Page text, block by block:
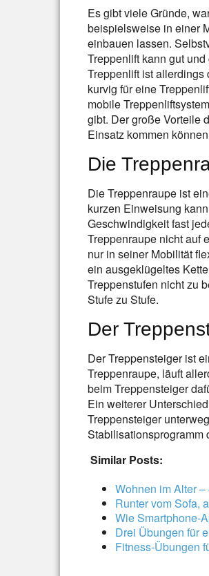
Es gibt viele Gründe,
beispielsweise in einer
einbauen lassen.
Treppenlift kann gut
Treppenlift ist allerdings
kurvig für eine
mobile
gibt. Der große Vorteile
Einsatz kommen
Die
Die Treppenraupe ist
kurzen Einweisung
Geschwindigkeit fast
Treppenraupe nicht auf
nur in seiner Mobilität
ein ausgeklügeltes
Treppenstufen nicht zu
Stufe zu Stufe.
Der
Der Treppensteiger ist
Treppenraupe, läuft
beim Treppensteiger
Ein weiterer
Treppensteiger
Stabilisationsprogramm
Similar Posts:
Wohnen im Alter
Runter vom Sofa,
Wie Smartphone-
Drei Übungen für
Fitness-Übungen